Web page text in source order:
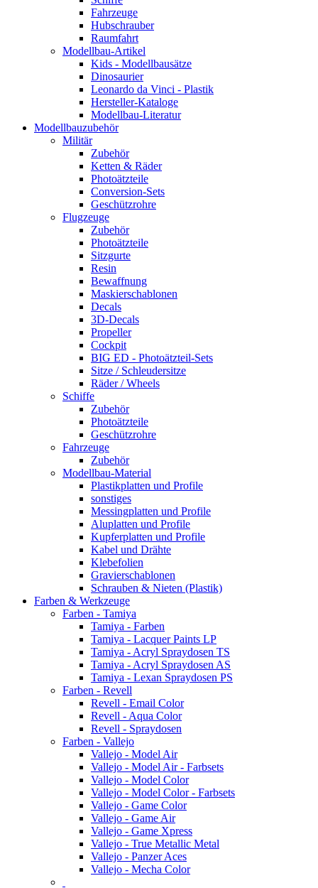
Fahrzeuge
Hubschrauber
Raumfahrt
Modellbau-Artikel
Kids - Modellbausätze
Dinosaurier
Leonardo da Vinci - Plastik
Hersteller-Kataloge
Modellbau-Literatur
Modellbauzubehör
Militär
Zubehör
Ketten & Räder
Photoätzteile
Conversion-Sets
Geschützrohre
Flugzeuge
Zubehör
Photoätzteile
Sitzgurte
Resin
Bewaffnung
Maskierschablonen
Decals
3D-Decals
Propeller
Cockpit
BIG ED - Photoätzteil-Sets
Sitze / Schleudersitze
Räder / Wheels
Schiffe
Zubehör
Photoätzteile
Geschützrohre
Fahrzeuge
Zubehör
Modellbau-Material
Plastikplatten und Profile
sonstiges
Messingplatten und Profile
Aluplatten und Profile
Kupferplatten und Profile
Kabel und Drähte
Klebefolien
Gravierschablonen
Schrauben & Nieten (Plastik)
Farben & Werkzeuge
Farben - Tamiya
Tamiya - Farben
Tamiya - Lacquer Paints LP
Tamiya - Acryl Spraydosen TS
Tamiya - Acryl Spraydosen AS
Tamiya - Lexan Spraydosen PS
Farben - Revell
Revell - Email Color
Revell - Aqua Color
Revell - Spraydosen
Farben - Vallejo
Vallejo - Model Air
Vallejo - Model Air - Farbsets
Vallejo - Model Color
Vallejo - Model Color - Farbsets
Vallejo - Game Color
Vallejo - Game Air
Vallejo - Game Xpress
Vallejo - True Metallic Metal
Vallejo - Panzer Aces
Vallejo - Mecha Color